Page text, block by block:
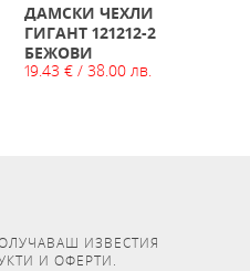
ДАМСКИ ЧЕХЛИ
ГИГАНТ 121212-2
БЕЖОВИ
19.43 € / 38.00 лв.
ИЗВЕСТИЯ
И ОФЕРТИ.